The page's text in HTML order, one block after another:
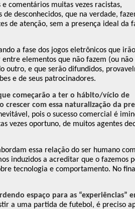
comentários muitas vezes racistas,
desconhecidos, que na verdade,
de atenção, sem a presença ideal da
a fase dos jogos eletrônicos que irão
elementos que não fazem (ou não
outro, e que serão difundidos,
e de seus patrocinadores.
começarão a ter o hábito/vício de
crescer com essa naturalização da
pois o sucesso comercial é
vezes oportuno, de muitos agentes
essa relação do ser humano
induzidos a acreditar que o fazemos
tecnologia e comportamento. No
espaço para as “experiências”
a uma partida de futebol, é preciso